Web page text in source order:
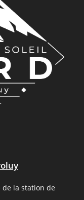
de la station de